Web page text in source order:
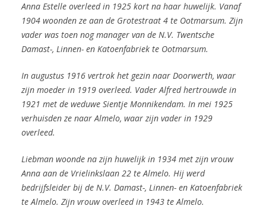
Anna Estelle overleed in 1925 kort na haar huwelijk. Vanaf
1904 woonden ze aan de Grotestraat 4 te Ootmarsum. Zijn
vader was toen nog manager van de N.V. Twentsche
Damast-, Linnen- en Katoenfabriek te Ootmarsum.
In augustus 1916 vertrok het gezin naar Doorwerth, waar
zijn moeder in 1919 overleed. Vader Alfred hertrouwde in
1921 met de weduwe Sientje Monnikendam. In mei 1925
verhuisden ze naar Almelo, waar zijn vader in 1929
overleed.
Liebman woonde na zijn huwelijk in 1934 met zijn vrouw
Anna aan de Vrielinkslaan 22 te Almelo. Hij werd
bedrijfsleider bij de N.V. Damast-, Linnen- en Katoenfabriek
te Almelo. Zijn vrouw overleed in 1943 te Almelo.